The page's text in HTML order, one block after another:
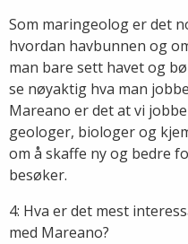
Som maringeolog er det
hvordan havbunnen og
man bare sett havet og
se nøyaktig hva man
Mareano er det at vi
geologer, biologer og
om å skaffe ny og bedre
besøker.
4: Hva er det mest
med Mareano?